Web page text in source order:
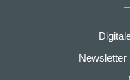
Newsletter